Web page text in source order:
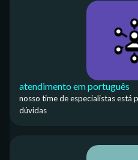
atendimento em português
nosso time de especialistas está
dúvidas